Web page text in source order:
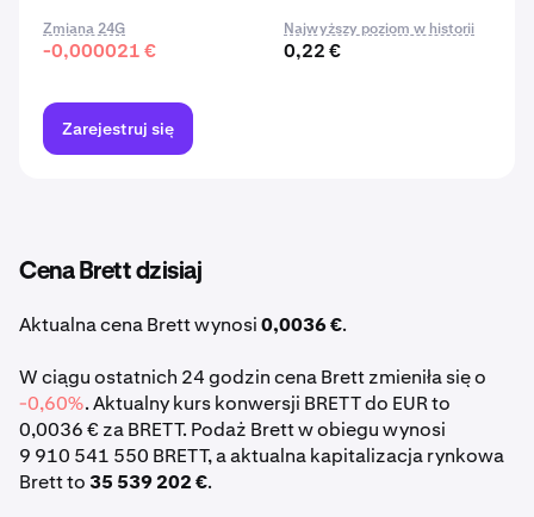
Zmiana 24G
-0,000021 €
Najwyższy poziom w historii
0,22 €
Zarejestruj się
Cena Brett dzisiaj
Aktualna cena Brett wynosi0,0036 €.
W ciągu ostatnich 24 godzin cena Brett zmieniła się o
-0,60%. Aktualny kurs konwersji BRETT do EUR to
0,0036 € za BRETT. Podaż Brett w obiegu wynosi
9 910 541 550 BRETT, a aktualna kapitalizacja rynkowa
Brett to 35 539 202 €.